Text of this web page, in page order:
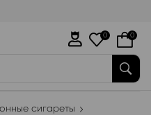
0 0
сигареты